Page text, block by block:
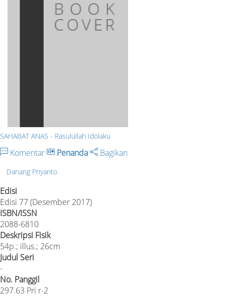
SAHABAT ANAS - Rasulullah Idolaku
Komentar Penanda Bagikan
Danang Priyanto
Edisi
Edisi 77 (Desember 2017)
ISBN/ISSN
2088-6810
Deskripsi Fisik
54p.; illus.; 26cm
Judul Seri
-
No. Panggil
297.63 Pri r-2